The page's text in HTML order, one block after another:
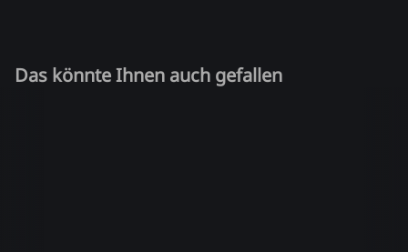
Das könnte Ihnen auch gefallen